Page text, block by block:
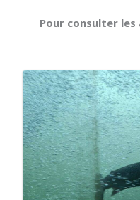
Pour consulter les